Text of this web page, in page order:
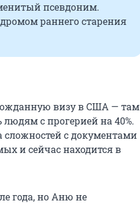
псевдоним.
раннего старения
визу в США — там
с прогерией на 40%.
сложностей с документами
и сейчас находится в
года, но Аню не